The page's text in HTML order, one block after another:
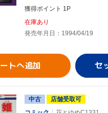
獲得ポイント 1P
在庫あり
発売年月日：1994/04/19
トへ追加
中古
店舗受取可